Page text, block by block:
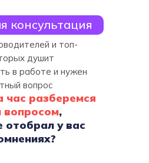
и топ-
душит
в работе и нужен
вопрос
час разберемся
вопросом,
у вас
консультация